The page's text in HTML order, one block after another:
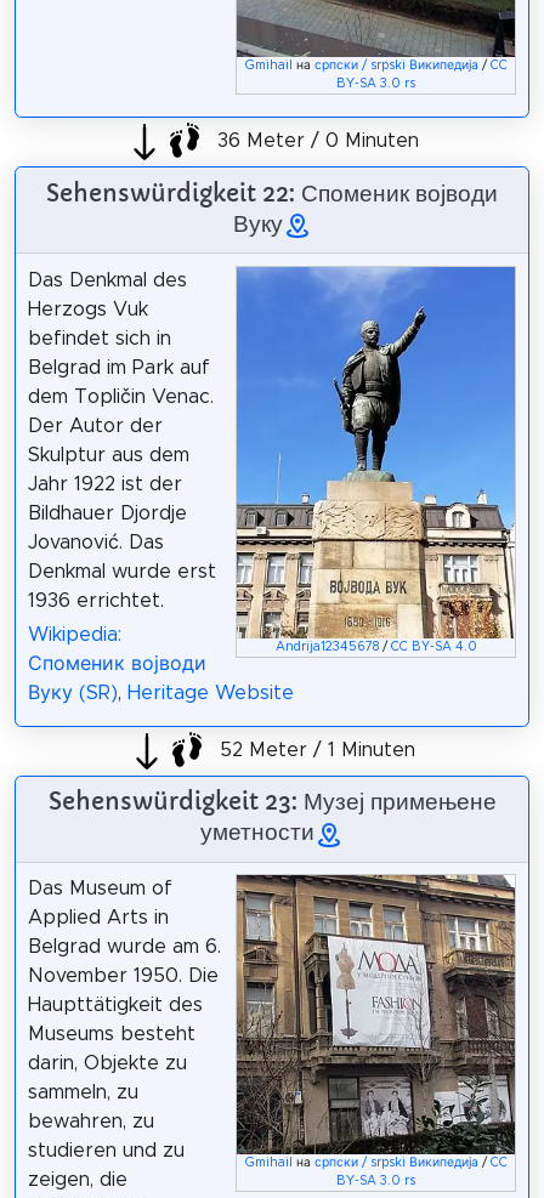
Gmihail на српски / srpski Википедија / CC
BY-SA 3.0 rs
36 Meter / 0 Minuten
Sehenswürdigkeit 22: Споменик војводи
Вуку
Andrija12345678/ CC BY-SA 4.0
Das Denkmal des
Herzogs Vuk
befindet sich in
Belgrad im Park auf
dem Topličin Venac.
Der Autor der
Skulptur aus dem
Jahr 1922 ist der
Bildhauer Djordje
Jovanović. Das
Denkmal wurde erst
1936 errichtet.
Wikipedia:
Споменик војводи
Вуку (SR), Heritage Website
52 Meter / 1 Minuten
Sehenswürdigkeit 23: Музеј примењене
уметности
Gmihail на српски / srpski Википедија / CC
BY-SA 3.0 rs
Das Museum of
Applied Arts in
Belgrad wurde am 6.
November 1950. Die
Haupttätigkeit des
Museums besteht
darin, Objekte zu
sammeln, zu
bewahren, zu
studieren und zu
zeigen, die